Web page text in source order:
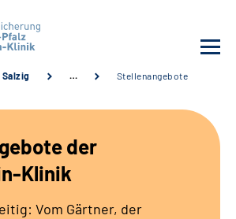
… Stellenangebote
der
Klinik
Vom Gärtner, der